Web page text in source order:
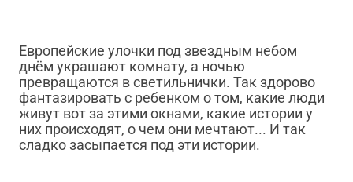
Европейские улочки под звездным небом
днём украшают комнату, а ночью
превращаются в светильнички. Так здорово
фантазировать с ребенком о том, какие люди
живут вот за этими окнами, какие истории у
них происходят, о чем они мечтают... И так
сладко засыпается под эти истории.